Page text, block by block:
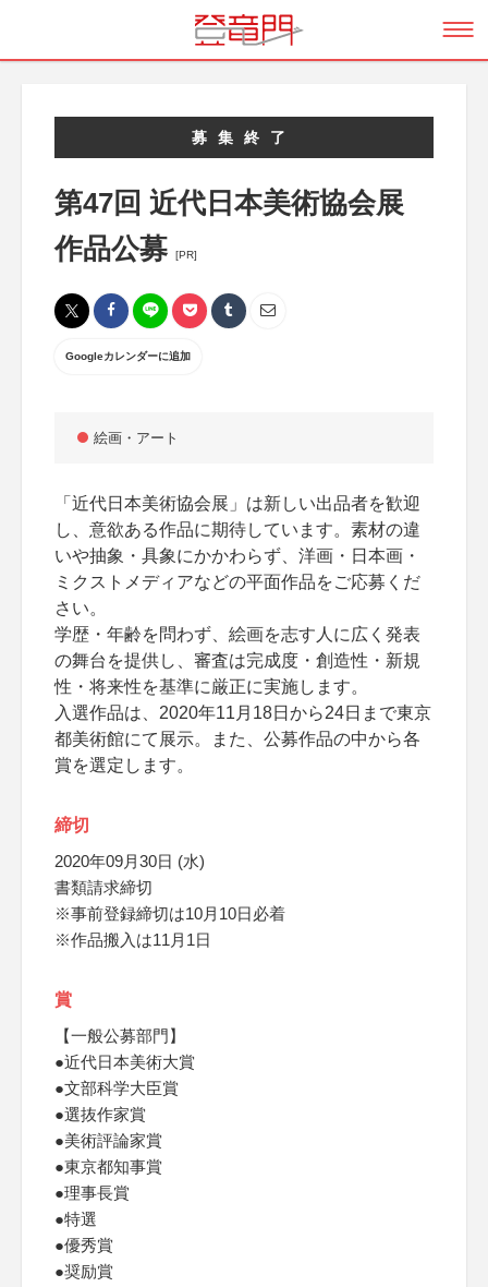
募集終了
第47回 近代日本美術協会展
作品公募
[PR]
Googleカレンダーに追加
絵画・アート
「近代日本美術協会展」は新しい出品者を歓迎
し、意欲ある作品に期待しています。素材の違
いや抽象・具象にかかわらず、洋画・日本画・
ミクストメディアなどの平面作品をご応募くだ
さい。
学歴・年齢を問わず、絵画を志す人に広く発表
の舞台を提供し、審査は完成度・創造性・新規
性・将来性を基準に厳正に実施します。
入選作品は、2020年11月18日から24日まで東京
都美術館にて展示。また、公募作品の中から各
賞を選定します。
締切
2020年09月30日 (水)
書類請求締切
※事前登録締切は10月10日必着
※作品搬入は11月1日
賞
【一般公募部門】
●近代日本美術大賞
●文部科学大臣賞
●選抜作家賞
●美術評論家賞
●東京都知事賞
●理事長賞
●特選
●優秀賞
●奨励賞